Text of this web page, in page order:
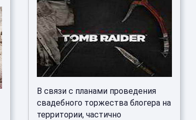
В связи с планами проведения
свадебного торжества блогера на
территории, частично